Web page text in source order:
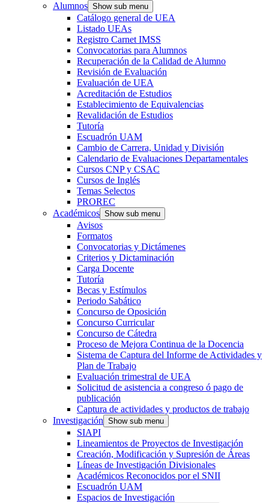
Alumnos Show sub menu
Catálogo general de UEA
Listado UEAs
Registro Carnet IMSS
Convocatorias para Alumnos
Recuperación de la Calidad de Alumno
Revisión de Evaluación
Evaluación de UEA
Acreditación de Estudios
Establecimiento de Equivalencias
Revalidación de Estudios
Tutoría
Escuadrón UAM
Cambio de Carrera, Unidad y División
Calendario de Evaluaciones Departamentales
Cursos CNP y CSAC
Cursos de Inglés
Temas Selectos
PROREC
Académicos Show sub menu
Avisos
Formatos
Convocatorias y Dictámenes
Criterios y Dictaminación
Carga Docente
Tutoría
Becas y Estímulos
Periodo Sabático
Concurso de Oposición
Concurso Curricular
Concurso de Cátedra
Proceso de Mejora Continua de la Docencia
Sistema de Captura del Informe de Actividades y
Plan de Trabajo
Evaluación trimestral de UEA
Solicitud de asistencia a congreso ó pago de
publicación
Captura de actividades y productos de trabajo
Investigación Show sub menu
SIAPI
Lineamientos de Proyectos de Investigación
Creación, Modificación y Supresión de Áreas
Líneas de Investigación Divisionales
Académicos Reconocidos por el SNII
Escuadrón UAM
Espacios de Investigación